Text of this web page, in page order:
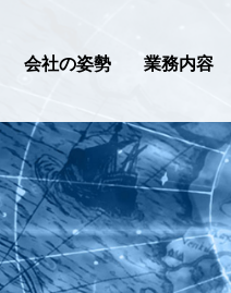
会社の姿勢 業務内容